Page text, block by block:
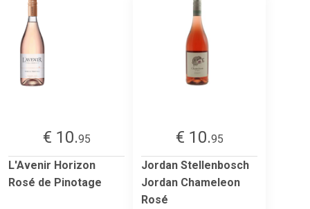
€ 10.95
L'Avenir Horizon
Rosé de Pinotage
€ 10.95
Jordan Stellenbosch
Jordan Chameleon
Rosé